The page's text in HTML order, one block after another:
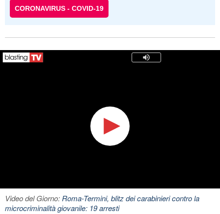
CORONAVIRUS - COVID-19
Video del Giorno:Roma-Termini, blitz dei carabinieri contro la
microcriminalità giovanile: 19 arresti